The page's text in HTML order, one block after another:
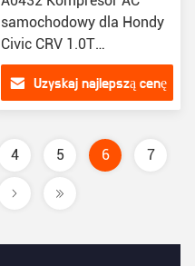
samochodowy dla Hondy
Civic CRV 1.0T
388105AAA01
Uzyskaj najlepszą cenę
4 5 6 7